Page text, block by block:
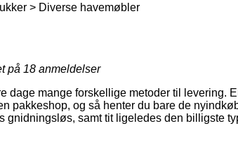
> Diverse havemøbler
på 18 anmeldelser
dage mange forskellige metoder til levering.
pakkeshop, og så henter du bare de
gnidningsløs, samt tit ligeledes den billigste